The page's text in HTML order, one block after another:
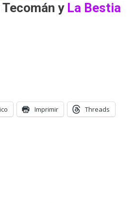
Tecomán y La Bestia
Imprimir Threads